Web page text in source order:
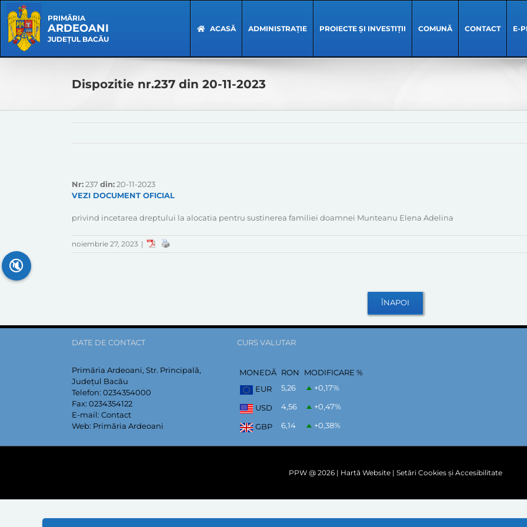
content
Navigation
PRIMĂRIA
ARDEOANI
JUDEȚUL BACĂU
ACASĂ ADMINISTRAȚIE PROIECTE ȘI INVESTIȚII COMUNĂ CONTACT E-
Dispozitie nr.237 din 20-11-2023
Nr:237 din:20-11-2023
VEZI DOCUMENT OFICIAL
privind incetarea dreptului la alocatia pentru sustinerea familiei doamnei Munteanu Elena Adelina
noiembrie 27, 2023 |
DATE DE CONTACT
Primăria Ardeoani, Str. Principală,
Județul Bacău
Telefon: 0234354000
Fax: 0234354122
E-mail: Contact
Web: Primăria Ardeoani
CURS VALUTAR
MONEDĂ RON
MODIFICARE %
EUR
5,26 +0,17%
USD 4,56 +0,47%
GBP 6,14 +0,38%
PPW @ 2026 | Hartă Website| Setări Cookies și Accesibilitate
🔇